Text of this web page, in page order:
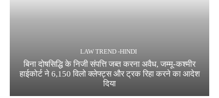
LAW TREND -HINDI
बिना दोषसिद्धि के निजी संपत्ति जब्त करना अवैध, जम्मू-कश्मीर
हाईकोर्ट ने 6,150 विलो क्लेफ्ट्स और ट्रक रिहा करने का आदेश
दिया